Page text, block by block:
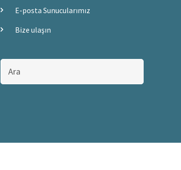
E-posta Sunucularımız
Bize ulaşın
Bu
sitede
ara